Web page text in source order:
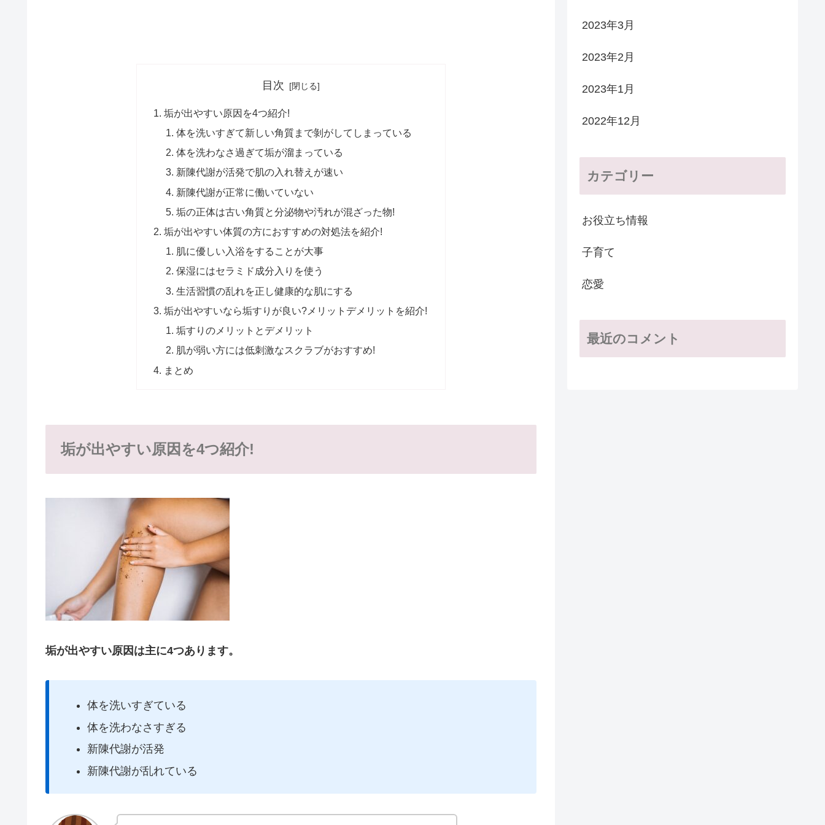
目次
垢が出やすい原因を4つ紹介!
体を洗いすぎて新しい角質まで剝がしてしまっている
体を洗わなさ過ぎて垢が溜まっている
新陳代謝が活発で肌の入れ替えが速い
新陳代謝が正常に働いていない
垢の正体は古い角質と分泌物や汚れが混ざった物!
垢が出やすい体質の方におすすめの対処法を紹介!
肌に優しい入浴をすることが大事
保湿にはセラミド成分入りを使う
生活習慣の乱れを正し健康的な肌にする
垢が出やすいなら垢すりが良い?メリットデメリットを紹介!
垢すりのメリットとデメリット
肌が弱い方には低刺激なスクラブがおすすめ!
まとめ
垢が出やすい原因を4つ紹介!
垢が出やすい原因は主に4つあります。
体を洗いすぎている
体を洗わなさすぎる
新陳代謝が活発
新陳代謝が乱れている
2023年3月
2023年2月
2023年1月
2022年12月
カテゴリー
お役立ち情報
子育て
恋愛
最近のコメント